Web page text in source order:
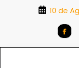
10 de